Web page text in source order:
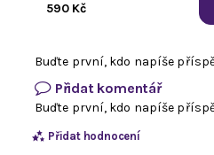
590 Kč
Buďte první, kdo napíše
Přidat komentář
Buďte první, kdo napíše
Přidat hodnocení